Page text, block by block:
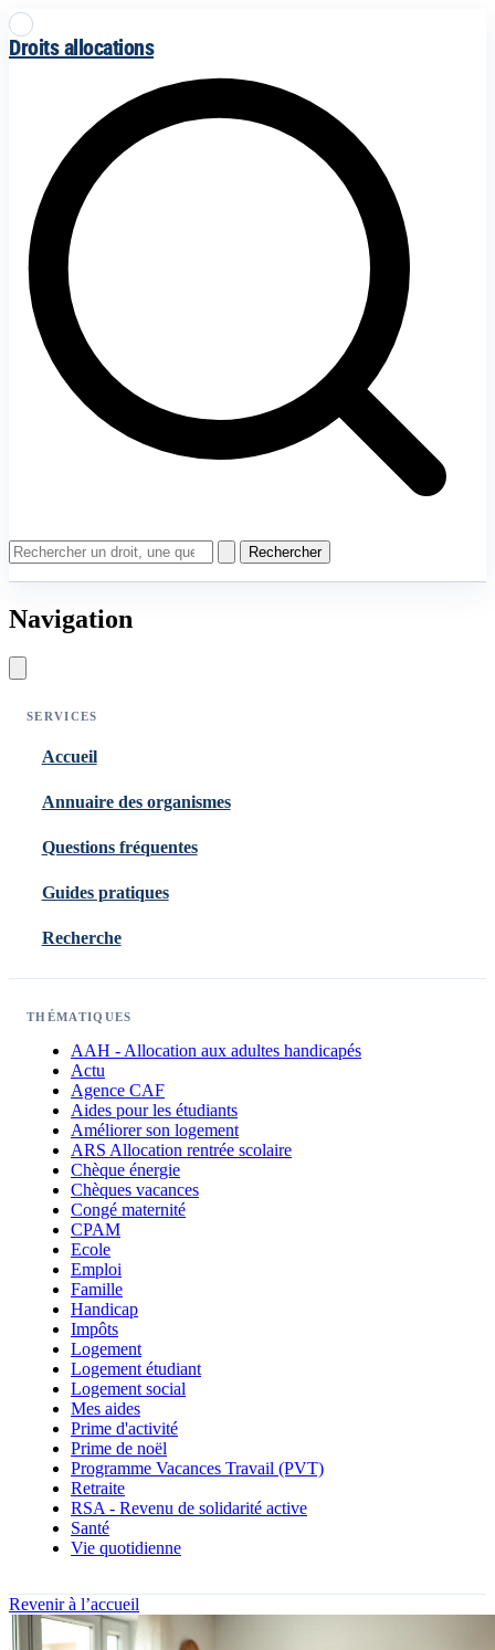
Droits allocations
Rechercher
Navigation
SERVICES
Accueil
Annuaire des organismes
Questions fréquentes
Guides pratiques
Recherche
THÉMATIQUES
AAH - Allocation aux adultes handicapés
Actu
Agence CAF
Aides pour les étudiants
Améliorer son logement
ARS Allocation rentrée scolaire
Chèque énergie
Chèques vacances
Congé maternité
CPAM
Ecole
Emploi
Famille
Handicap
Impôts
Logement
Logement étudiant
Logement social
Mes aides
Prime d'activité
Prime de noël
Programme Vacances Travail (PVT)
Retraite
RSA - Revenu de solidarité active
Santé
Vie quotidienne
Revenir à l’accueil